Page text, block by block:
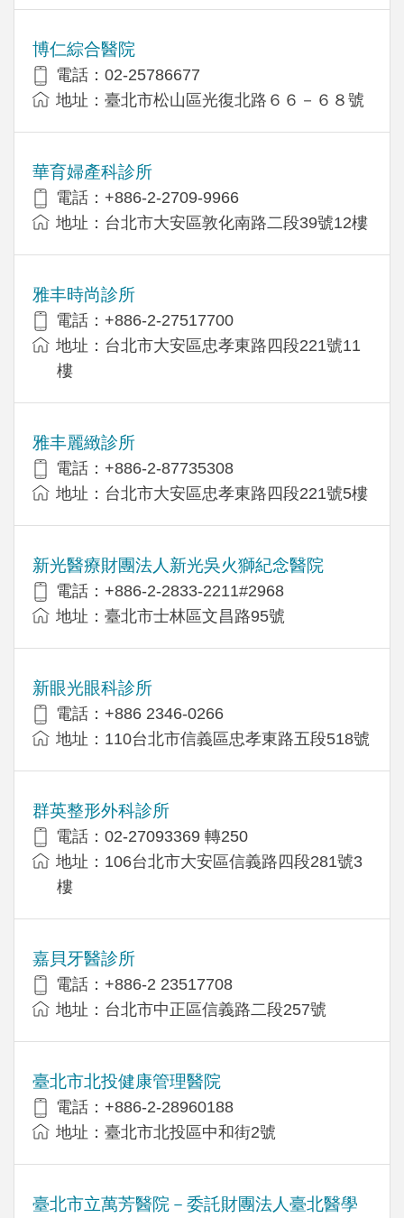
博仁綜合醫院
電話：02-25786677
地址：臺北市松山區光復北路６６－６８號
華育婦產科診所
電話：+886-2-2709-9966
地址：台北市大安區敦化南路二段39號12樓
雅丰時尚診所
電話：+886-2-27517700
地址：台北市大安區忠孝東路四段221號11
樓
雅丰麗緻診所
電話：+886-2-87735308
地址：台北市大安區忠孝東路四段221號5樓
新光醫療財團法人新光吳火獅紀念醫院
電話：+886-2-2833-2211#2968
地址：臺北市士林區文昌路95號
新眼光眼科診所
電話：+886 2346-0266
地址：110台北市信義區忠孝東路五段518號
群英整形外科診所
電話：02-27093369 轉250
地址：106台北市大安區信義路四段281號3
樓
嘉貝牙醫診所
電話：+886-2 23517708
地址：台北市中正區信義路二段257號
臺北市北投健康管理醫院
電話：+886-2-28960188
地址：臺北市北投區中和街2號
臺北市立萬芳醫院－委託財團法人臺北醫學